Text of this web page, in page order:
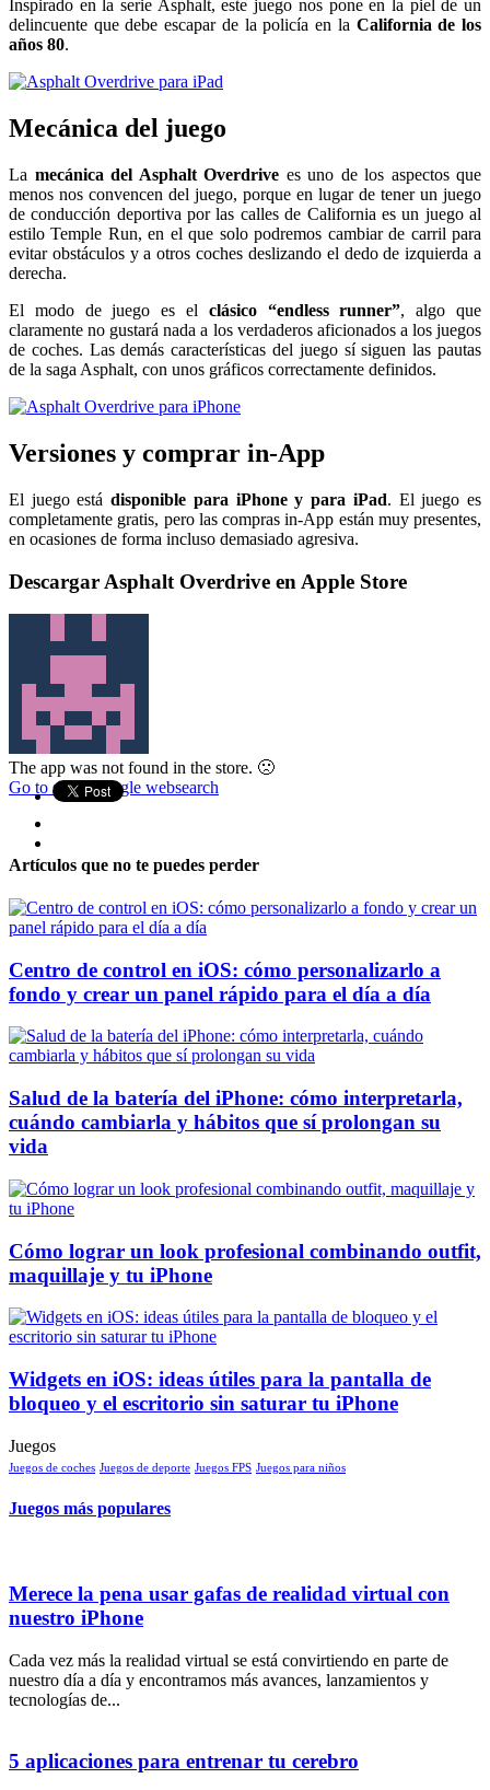
Inspirado en la serie Asphalt, este juego nos pone en la piel de un
delincuente que debe escapar de la policía en la California de los
años 80.
Mecánica del juego
La mecánica del Asphalt Overdrive es uno de los aspectos que
menos nos convencen del juego, porque en lugar de tener un juego
de conducción deportiva por las calles de California es un juego al
estilo Temple Run, en el que solo podremos cambiar de carril para
evitar obstáculos y a otros coches deslizando el dedo de izquierda a
derecha.
El modo de juego es el clásico “endless runner”, algo que
claramente no gustará nada a los verdaderos aficionados a los juegos
de coches. Las demás características del juego sí siguen las pautas
de la saga Asphalt, con unos gráficos correctamente definidos.
Versiones y comprar in-App
El juego estádisponible para iPhone y para iPad. El juego es
completamente gratis, pero las compras in-App están muy presentes,
en ocasiones de forma incluso demasiado agresiva.
Descargar Asphalt Overdrive en Apple Store
The app was not found in the store. 🙁
Go to store Google websearch
Artículos que no te puedes perder
Centro de control en iOS: cómo personalizarlo a
fondo y crear un panel rápido para el día a día
Salud de la batería del iPhone: cómo interpretarla,
cuándo cambiarla y hábitos que sí prolongan su
vida
Cómo lograr un look profesional combinando outfit,
maquillaje y tu iPhone
Widgets en iOS: ideas útiles para la pantalla de
bloqueo y el escritorio sin saturar tu iPhone
Juegos
Juegos de coches Juegos de deporte Juegos FPS Juegos para niños
Juegos más populares
Merece la pena usar gafas de realidad virtual con
nuestro iPhone
Cada vez más la realidad virtual se está convirtiendo en parte de
nuestro día a día y encontramos más avances, lanzamientos y
tecnologías de...
5 aplicaciones para entrenar tu cerebro